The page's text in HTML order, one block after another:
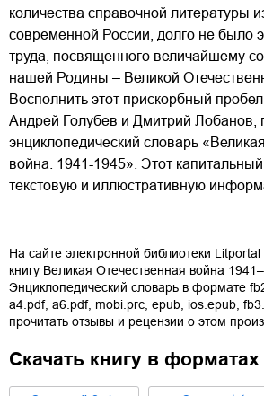
количества справочной литературы
современной России, долго не было
труда, посвященного величайшему
нашей Родины – Великой
Восполнить этот прискорбный
Андрей Голубев и Дмитрий Лобанов,
энциклопедический словарь
война. 1941-1945». Этот
текстовую и иллюстративную
На сайте электронной библиотеки
книгу Великая Отечественная война
Энциклопедический словарь в формате
a4.pdf, a6.pdf, mobi.prc epub ios.epub fb3
прочитать отзывы и рецензии о этом
Скачать книгу в форматах